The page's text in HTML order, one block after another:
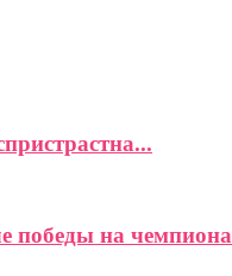
победы на